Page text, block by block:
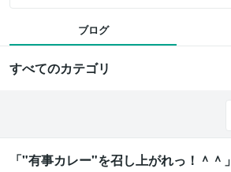
ブログ
すべてのカテゴリ
「"有事カレー"を召し上がれっ！＾＾」